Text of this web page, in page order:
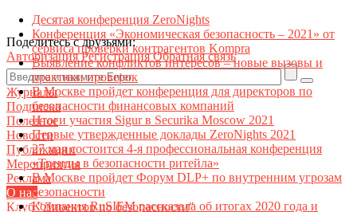
Поделитесь с друзьями:
АвторизацияРегистрацияОбратная связь
Журналы
Подписка
Полезное
Новости
Публикации
Мероприятия
Реклама
О нас
Клуб "Директор по безопасности"
Десятая конференция ZeroNights
Конференция «Экономическая безопасность – 2021» от
сервиса проверки контрагентов Kompra
Выявление конфликтов интересов – новые вызовы и
практики проверок
В Москве пройдет конференция для директоров по
безопасности финансовых компаний
Итоги участия Sigur в Securika Moscow 2021
Первые утвержденные доклады ZeroNights 2021
27 мая состоится 4-я профессиональная конференция
«Тренды в безопасности ритейла»
В Москве пройдет Форум DLP+ по внутренним угрозам
безопасности
Компания RuSIEM рассказала об итогах 2020 года и